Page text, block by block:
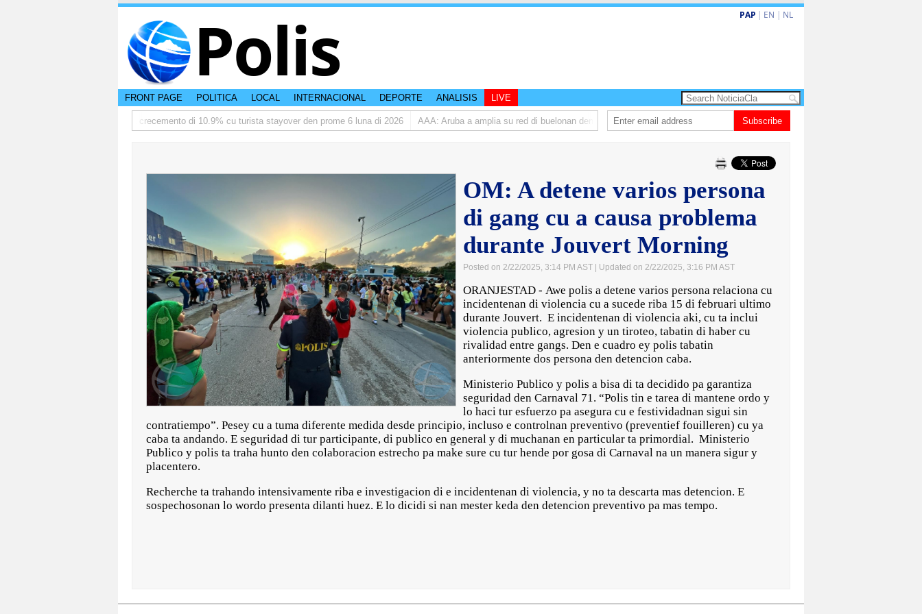
Polis PAP | EN | NL
FRONT PAGE POLITICA LOCAL INTERNACIONAL DEPORTE ANALISIS LIVE
TTW:Aruba ta registra crecemento di 10.9% cu turista stayover den prome 6 luna di 2026 AAA: Aruba a amplia su red di buelonan den 2025 Dos siman mas pa decision cay den caso di e-steps
Subscribe
OM: A detene varios persona
di gang cu a causa problema
durante Jouvert Morning
Posted on 2/22/2025, 3:14 PM AST | Updated on 2/22/2025, 3:16 PM AST
ORANJESTAD - Awe polis a detene varios persona relaciona cu
incidentenan di violencia cu a sucede riba 15 di februari ultimo
durante Jouvert. E incidentenan di violencia aki, cu ta inclui
violencia publico, agresion y un tiroteo, tabatin di haber cu
rivalidad entre gangs. Den e cuadro ey polis tabatin
anteriormente dos persona den detencion caba.
Ministerio Publico y polis a bisa di ta decidido pa garantiza
seguridad den Carnaval 71. “Polis tin e tarea di mantene ordo y
lo haci tur esfuerzo pa asegura cu e festividadnan sigui sin
contratiempo”. Pesey cu a tuma diferente medida desde principio, incluso e controlnan preventivo (preventief fouilleren) cu ya
caba ta andando. E seguridad di tur participante, di publico en general y di muchanan en particular ta primordial. Ministerio
Publico y polis ta traha hunto den colaboracion estrecho pa make sure cu tur hende por gosa di Carnaval na un manera sigur y
placentero.
Recherche ta trahando intensivamente riba e investigacion di e incidentenan di violencia, y no ta descarta mas detencion. E
sospechosonan lo wordo presenta dilanti huez. E lo dicidi si nan mester keda den detencion preventivo pa mas tempo.